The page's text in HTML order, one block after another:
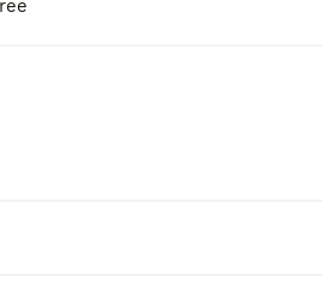
un cachorro de
un San